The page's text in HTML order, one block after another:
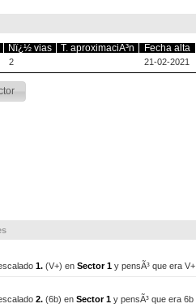
Nï¿½ vias T. aproximaciÃ³n Fecha alta
2 21-02-2021
1. (V+) en Sector 1 y pensÃ³ que era V+
2. (6b) en Sector 1 y pensÃ³ que era 6b